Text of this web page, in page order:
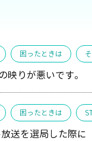
困ったときは
映りが悪いです。
困ったときは
送を選局した際